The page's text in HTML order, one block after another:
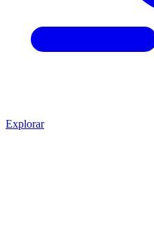
Explorar